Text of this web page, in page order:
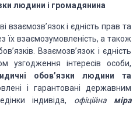
людини і громадянина
взаємозв’язок і єдністьправ та
їх взаємозумовле­ність, а також
Взає­мозв’язок і єдність
узгодження інтересів особи,
обов’язки людини та
і гарантовані державним
індивіда, офі­ційна міра